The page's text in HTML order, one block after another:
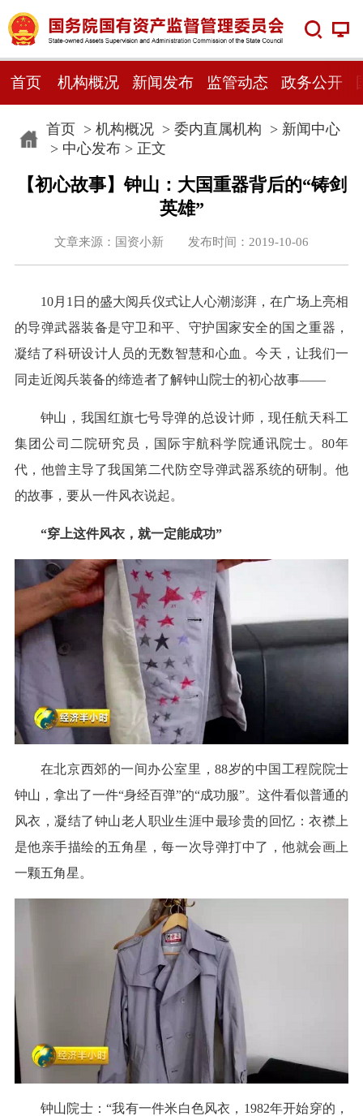
首页 机构概况 新闻发布 监管动态 政务公开
首页> 机构概况> 委内直属机构 > 新闻中心
> 中心发布> 正文
【初心故事】钟山：大国重器背后的“铸剑
英雄”
文章来源：国资小新 发布时间：2019-10-06
10月1日的盛大阅兵仪式让人心潮澎湃，在广场上亮相
的导弹武器装备是守卫和平、守护国家安全的国之重器，
凝结了科研设计人员的无数智慧和心血。今天，让我们一
同走近阅兵装备的缔造者了解钟山院士的初心故事——
钟山，我国红旗七号导弹的总设计师，现任航天科工
集团公司二院研究员，国际宇航科学院通讯院士。80年
代，他曾主导了我国第二代防空导弹武器系统的研制。他
的故事，要从一件风衣说起。
“穿上这件风衣，就一定能成功”
在北京西郊的一间办公室里，88岁的中国工程院院士
钟山，拿出了一件“身经百弹”的“成功服”。这件看似普通的
风衣，凝结了钟山老人职业生涯中最珍贵的回忆：衣襟上
是他亲手描绘的五角星，每一次导弹打中了，他就会画上
一颗五角星。
钟山院士：“我有一件米白色风衣，1982年开始穿的，